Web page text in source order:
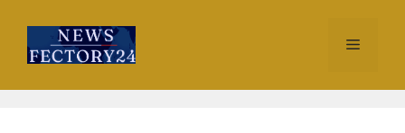
content
Menu